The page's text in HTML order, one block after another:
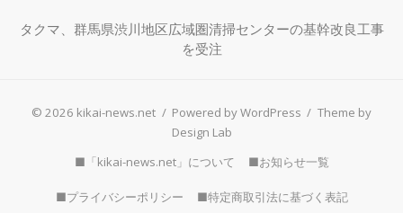
タクマ、群馬県渋川地区広域圏清掃センターの基幹改良工事
を受注
© 2026 kikai-news.net / Powered by WordPress / Theme by
Design Lab
■「kikai-news.net」について
■お知らせ一覧
■プライバシーポリシー ■特定商取引法に基づく表記